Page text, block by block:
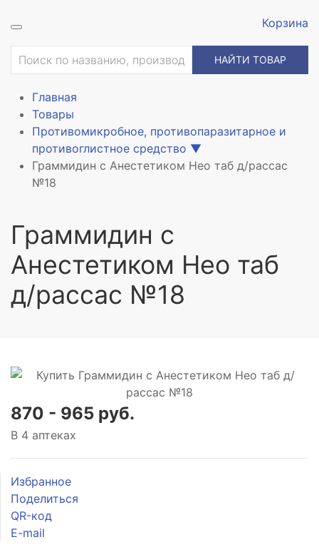
Корзина
НАЙТИ ТОВАР
Главная
Товары
Противомикробное, противопаразитарное и
противоглистное средство ▼
Граммидин с Анестетиком Нео таб д/рассас
№18
Граммидин с
Анестетиком Нео таб
д/рассас №18
870 - 965 руб.
В 4 аптеках
Избранное
Поделиться
QR-код
E-mail